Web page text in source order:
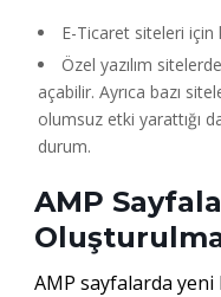
E-Ticaret siteleri için
Özel yazılım
açabilir. Ayrıca bazı
olumsuz etki yarattığı
durum.
AMP
AMP sayfalarda